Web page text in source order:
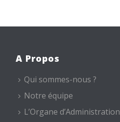
A Propos
Qui sommes-nous ?
Notre équipe
L’Organe d’Administration